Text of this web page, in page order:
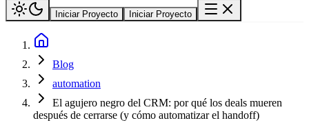
Iniciar Proyecto Iniciar Proyecto
Blog
automation
El agujero negro del CRM: por qué los deals mueren
después de cerrarse (y cómo automatizar el handoff)